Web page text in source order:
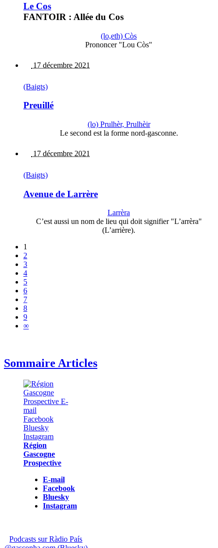
Le Cos
FANTOIR : Allée du Cos
(lo,eth) Còs
Prononcer "Lou Còs"
17 décembre 2021
(Baigts)
Preuillé
(lo) Prulhèr, Prulhèir
Le second est la forme nord-gasconne.
17 décembre 2021
(Baigts)
Avenue de Larrère
Larrèra
C’est aussi un nom de lieu qui doit signifier "L’arrèra"
(L’arrière).
1
2
3
4
5
6
7
8
9
∞
Sommaire Articles
Région
Gascogne
Prospective
E-mail
Facebook
Bluesky
Instagram
Podcasts sur Ràdio País